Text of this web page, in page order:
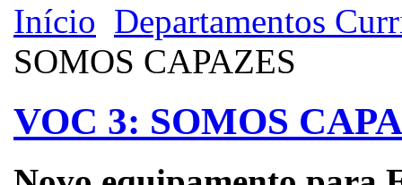
Início Departamentos
SOMOS CAPAZES
VOC 3: SOMOS